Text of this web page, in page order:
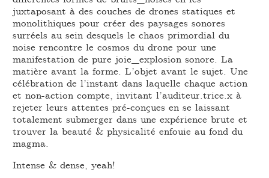
juxtaposant à des couches de drones statiques et
monolithiques pour créer des paysages sonores
surréels au sein desquels le chaos primordial du
noise rencontre le cosmos du drone pour une
manifestation de pure joie_explosion sonore. La
matière avant la forme. L’objet avant le sujet. Une
célébration de l’instant dans laquelle chaque action
et non-action compte, invitant l’auditeur.trice.x à
rejeter leurs attentes pré-conçues en se laissant
totalement submerger dans une expérience brute et
trouver la beauté & physicalité enfouie au fond du
magma.
Intense & dense, yeah!